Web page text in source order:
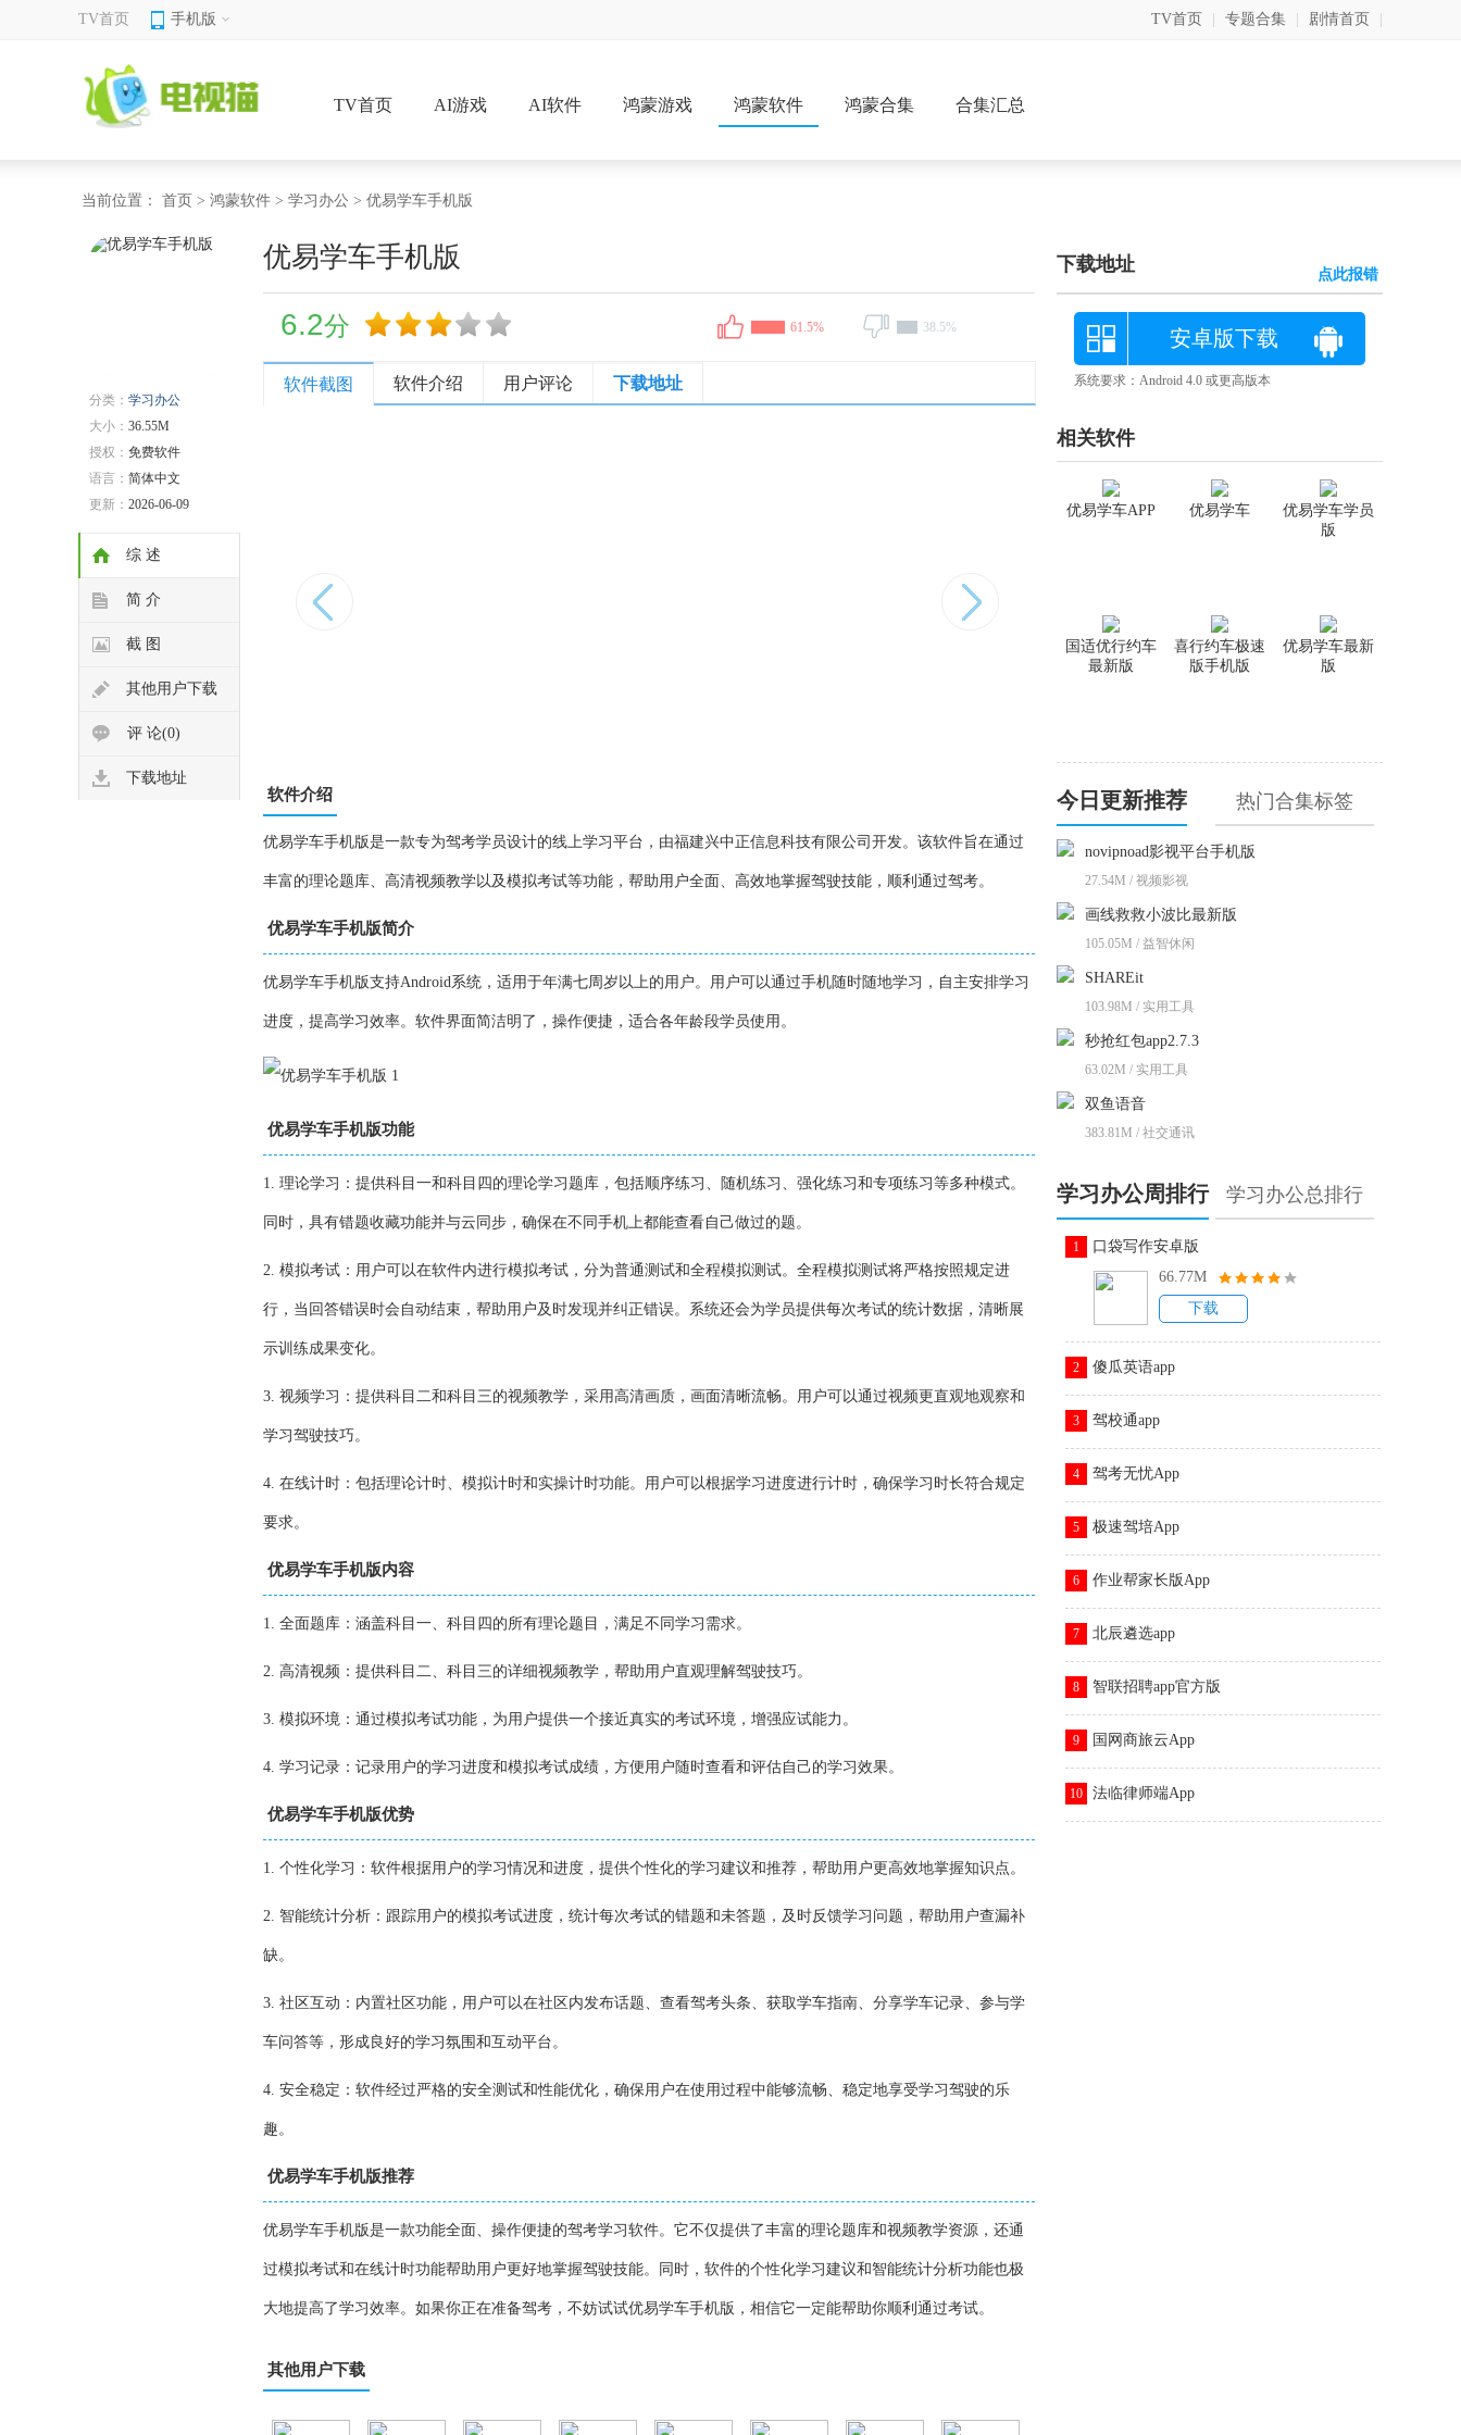
TV首页 手机版 TV首页 专题合集 剧情首页
TV首页 AI游戏 AI软件 鸿蒙游戏 鸿蒙软件 鸿蒙合集 合集汇总
当前位置： 首页 > 鸿蒙软件 > 学习办公 > 优易学车手机版
分类： 学习办公
大小： 36.55M
授权： 免费软件
语言： 简体中文
更新： 2026-06-09
综 述
简 介
截 图
其他用户下载
评 论(0)
下载地址
优易学车手机版
6.2分 61.5% 38.5%
软件截图 软件介绍 用户评论 下载地址
软件介绍
优易学车手机版是一款专为驾考学员设计的线上学习平台，由福建兴中正信息科技有限公司开发。该软件旨在通过
丰富的理论题库、高清视频教学以及模拟考试等功能，帮助用户全面、高效地掌握驾驶技能，顺利通过驾考。
优易学车手机版简介
优易学车手机版支持Android系统，适用于年满七周岁以上的用户。用户可以通过手机随时随地学习，自主安排学习
进度，提高学习效率。软件界面简洁明了，操作便捷，适合各年龄段学员使用。
优易学车手机版功能
1. 理论学习：提供科目一和科目四的理论学习题库，包括顺序练习、随机练习、强化练习和专项练习等多种模式。
同时，具有错题收藏功能并与云同步，确保在不同手机上都能查看自己做过的题。
2. 模拟考试：用户可以在软件内进行模拟考试，分为普通测试和全程模拟测试。全程模拟测试将严格按照规定进
行，当回答错误时会自动结束，帮助用户及时发现并纠正错误。系统还会为学员提供每次考试的统计数据，清晰展
示训练成果变化。
3. 视频学习：提供科目二和科目三的视频教学，采用高清画质，画面清晰流畅。用户可以通过视频更直观地观察和
学习驾驶技巧。
4. 在线计时：包括理论计时、模拟计时和实操计时功能。用户可以根据学习进度进行计时，确保学习时长符合规定
要求。
优易学车手机版内容
1. 全面题库：涵盖科目一、科目四的所有理论题目，满足不同学习需求。
2. 高清视频：提供科目二、科目三的详细视频教学，帮助用户直观理解驾驶技巧。
3. 模拟环境：通过模拟考试功能，为用户提供一个接近真实的考试环境，增强应试能力。
4. 学习记录：记录用户的学习进度和模拟考试成绩，方便用户随时查看和评估自己的学习效果。
优易学车手机版优势
1. 个性化学习：软件根据用户的学习情况和进度，提供个性化的学习建议和推荐，帮助用户更高效地掌握知识点。
2. 智能统计分析：跟踪用户的模拟考试进度，统计每次考试的错题和未答题，及时反馈学习问题，帮助用户查漏补
缺。
3. 社区互动：内置社区功能，用户可以在社区内发布话题、查看驾考头条、获取学车指南、分享学车记录、参与学
车问答等，形成良好的学习氛围和互动平台。
4. 安全稳定：软件经过严格的安全测试和性能优化，确保用户在使用过程中能够流畅、稳定地享受学习驾驶的乐
趣。
优易学车手机版推荐
优易学车手机版是一款功能全面、操作便捷的驾考学习软件。它不仅提供了丰富的理论题库和视频教学资源，还通
过模拟考试和在线计时功能帮助用户更好地掌握驾驶技能。同时，软件的个性化学习建议和智能统计分析功能也极
大地提高了学习效率。如果你正在准备驾考，不妨试试优易学车手机版，相信它一定能帮助你顺利通过考试。
其他用户下载
下载地址 点此报错
安卓版下载
系统要求：Android 4.0 或更高版本
相关软件
优易学车学员
版
优易学车
优易学车APP
优易学车最新
版
喜行约车极速
版手机版
国适优行约车
最新版
今日更新推荐 热门合集标签
novipnoad影视平台手机版
27.54M / 视频影视
画线救救小波比最新版
105.05M / 益智休闲
SHAREit
103.98M / 实用工具
秒抢红包app2.7.3
63.02M / 实用工具
双鱼语音
383.81M / 社交通讯
学习办公周排行 学习办公总排行
1
口袋写作安卓版
66.77M
下载
2 傻瓜英语app
3 驾校通app
4 驾考无忧App
5 极速驾培App
6 作业帮家长版App
7 北辰遴选app
8 智联招聘app官方版
9 国网商旅云App
10 法临律师端App